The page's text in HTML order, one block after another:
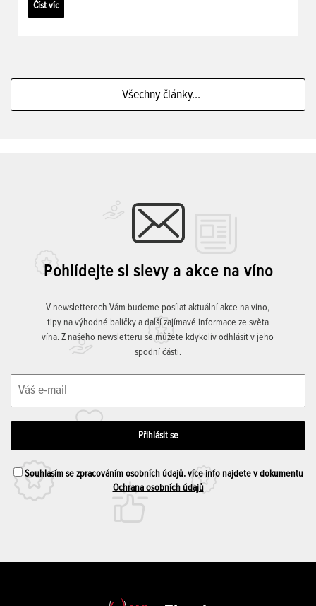
Číst víc
Všechny články...
Pohlídejte si slevy a akce na víno
V newsletterech Vám budeme posílat aktuální akce na víno,
tipy na výhodné balíčky a další zajímavé informace ze světa
vína. Z našeho newsletteru se můžete kdykoliv odhlásit v jeho
spodní části.
Souhlasím se zpracováním osobních údajů. více info najdete v dokumentu
Ochrana osobních údajů